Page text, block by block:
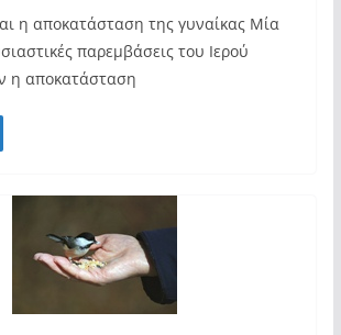
η αποκατάσταση της γυναίκας Μία
παρεμβάσεις του Ιερού
η αποκατάσταση